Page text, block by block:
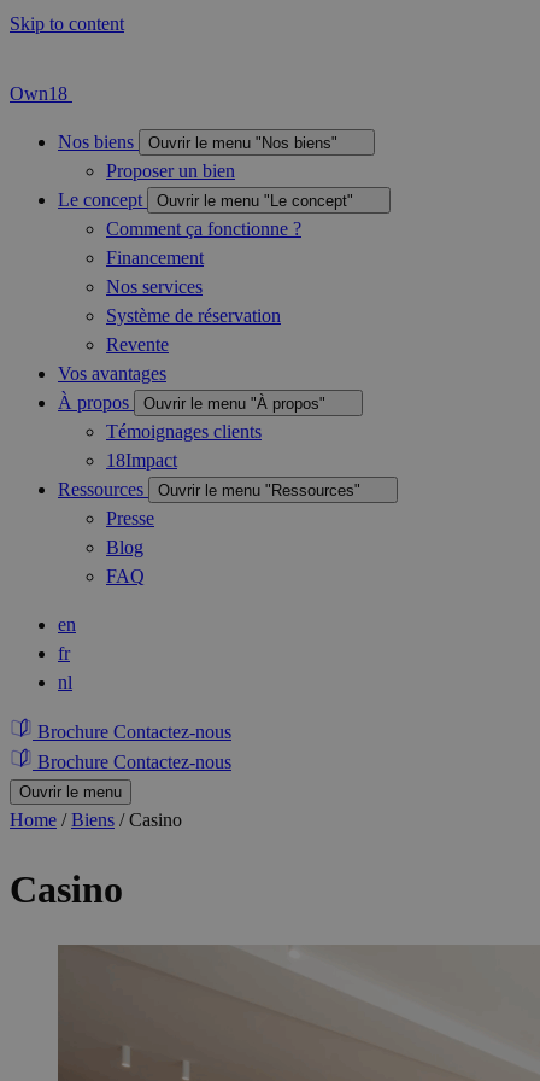
Skip to content
Own18
Nos biens Ouvrir le menu "Nos biens"
Proposer un bien
Le concept
Ouvrir le menu "Le concept"
Comment ça fonctionne ?
Financement
Nos services
Système de réservation
Revente
Vos avantages
À propos
Ouvrir le menu "À propos"
Témoignages clients
18Impact
Ressources
Ouvrir le menu "Ressources"
Presse
Blog
FAQ
en
fr
nl
Brochure Contactez-nous
Brochure Contactez-nous
Ouvrir le menu
Home /Biens /Casino
Casino